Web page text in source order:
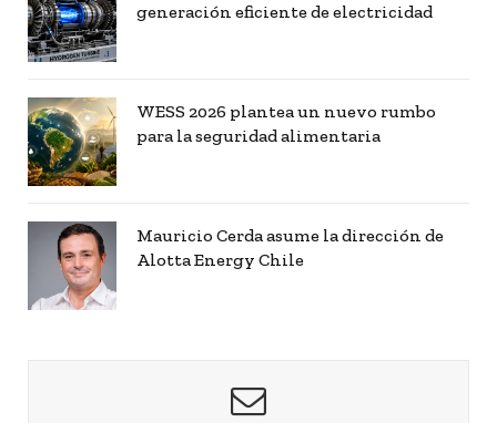
generación eficiente de electricidad
WESS 2026 plantea un nuevo rumbo
para la seguridad alimentaria
Mauricio Cerda asume la dirección de
Alotta Energy Chile